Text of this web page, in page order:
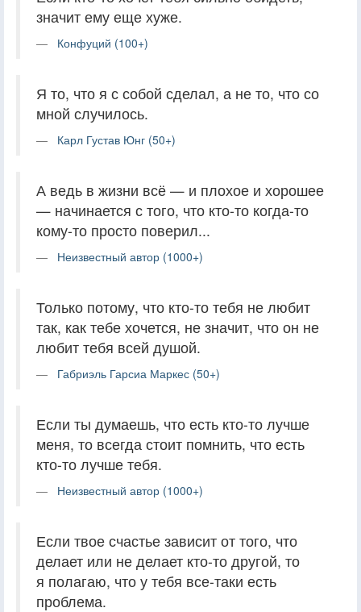
значит ему еще хуже.
Конфуций (100+)
Я то, что я с собой сделал, а не то, что со
мной случилось.
Карл Густав Юнг (50+)
А ведь в жизни всё — и плохое и хорошее
— начинается с того, что кто-то когда-то
кому-то просто поверил...
Неизвестный автор (1000+)
Только потому, что кто-то тебя не любит
так, как тебе хочется, не значит, что он не
любит тебя всей душой.
Габриэль Гарсиа Маркес (50+)
Если ты думаешь, что есть кто-то лучше
меня, то всегда стоит помнить, что есть
кто-то лучше тебя.
Неизвестный автор (1000+)
Если твое счастье зависит от того, что
делает или не делает кто-то другой, то
я полагаю, что у тебя все-таки есть
проблема.